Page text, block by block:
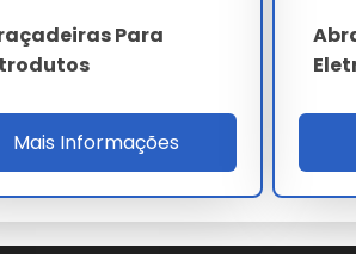
para cabo elétrico?
e uso conforme a ficha
Para
Mais Informações